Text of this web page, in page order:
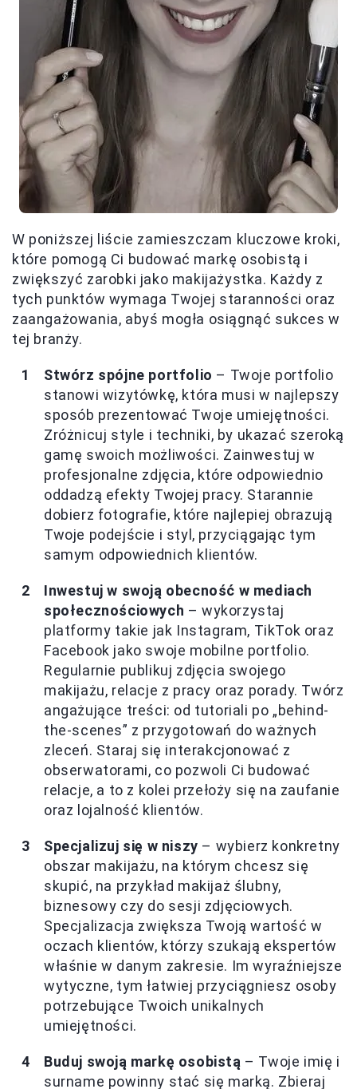
W poniższej liście zamieszczam kluczowe kroki,
które pomogą Ci budować markę osobistą i
zwiększyć zarobki jako makijażystka. Każdy z
tych punktów wymaga Twojej staranności oraz
zaangażowania, abyś mogła osiągnąć sukces w
tej branży.
Stwórz spójne portfolio – Twoje portfolio
stanowi wizytówkę, która musi w najlepszy
sposób prezentować Twoje umiejętności.
Zróżnicuj style i techniki, by ukazać szeroką
gamę swoich możliwości. Zainwestuj w
profesjonalne zdjęcia, które odpowiednio
oddadzą efekty Twojej pracy. Starannie
dobierz fotografie, które najlepiej obrazują
Twoje podejście i styl, przyciągając tym
samym odpowiednich klientów.
Inwestuj w swoją obecność w mediach
społecznościowych – wykorzystaj
platformy takie jak Instagram, TikTok oraz
Facebook jako swoje mobilne portfolio.
Regularnie publikuj zdjęcia swojego
makijażu, relacje z pracy oraz porady. Twórz
angażujące treści: od tutoriali po „behind-
the-scenes” z przygotowań do ważnych
zleceń. Staraj się interakcjonować z
obserwatorami, co pozwoli Ci budować
relacje, a to z kolei przełoży się na zaufanie
oraz lojalność klientów.
Specjalizuj się w niszy – wybierz konkretny
obszar makijażu, na którym chcesz się
skupić, na przykład makijaż ślubny,
biznesowy czy do sesji zdjęciowych.
Specjalizacja zwiększa Twoją wartość w
oczach klientów, którzy szukają ekspertów
właśnie w danym zakresie. Im wyraźniejsze
wytyczne, tym łatwiej przyciągniesz osoby
potrzebujące Twoich unikalnych
umiejętności.
Buduj swoją markę osobistą – Twoje imię i
surname powinny stać się marką. Zbieraj